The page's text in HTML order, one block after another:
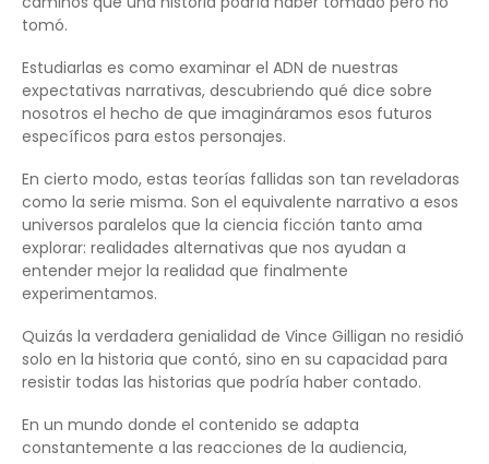
tomó.
Estudiarlas es como examinar el ADN de nuestras
expectativas narrativas, descubriendo qué dice sobre
nosotros el hecho de que imagináramos esos futuros
específicos para estos personajes.
En cierto modo, estas teorías fallidas son tan reveladoras
como la serie misma. Son el equivalente narrativo a esos
universos paralelos que la ciencia ficción tanto ama
explorar: realidades alternativas que nos ayudan a
entender mejor la realidad que finalmente
experimentamos.
Quizás la verdadera genialidad de Vince Gilligan no residió
solo en la historia que contó, sino en su capacidad para
resistir todas las historias que podría haber contado.
En un mundo donde el contenido se adapta
constantemente a las reacciones de la audiencia,